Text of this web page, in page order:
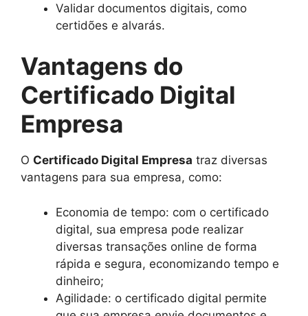
Validar documentos digitais, como
certidões e alvarás.
Vantagens do
Certificado Digital
Empresa
O Certificado Digital Empresa traz diversas
vantagens para sua empresa, como:
Economia de tempo: com o certificado
digital, sua empresa pode realizar
diversas transações online de forma
rápida e segura, economizando tempo e
dinheiro;
Agilidade: o certificado digital permite